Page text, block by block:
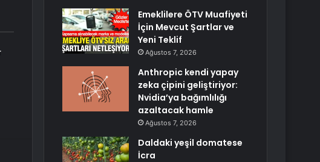
Emeklilere ÖTV Muafiyeti
İçin Mevcut Şartlar ve
Yeni Teklif
Ağustos 7, 2026
Anthropic kendi yapay
zeka çipini geliştiriyor:
Nvidia’ya bağımlılığı
azaltacak hamle
Ağustos 7, 2026
Daldaki yeşil domatese
İcra